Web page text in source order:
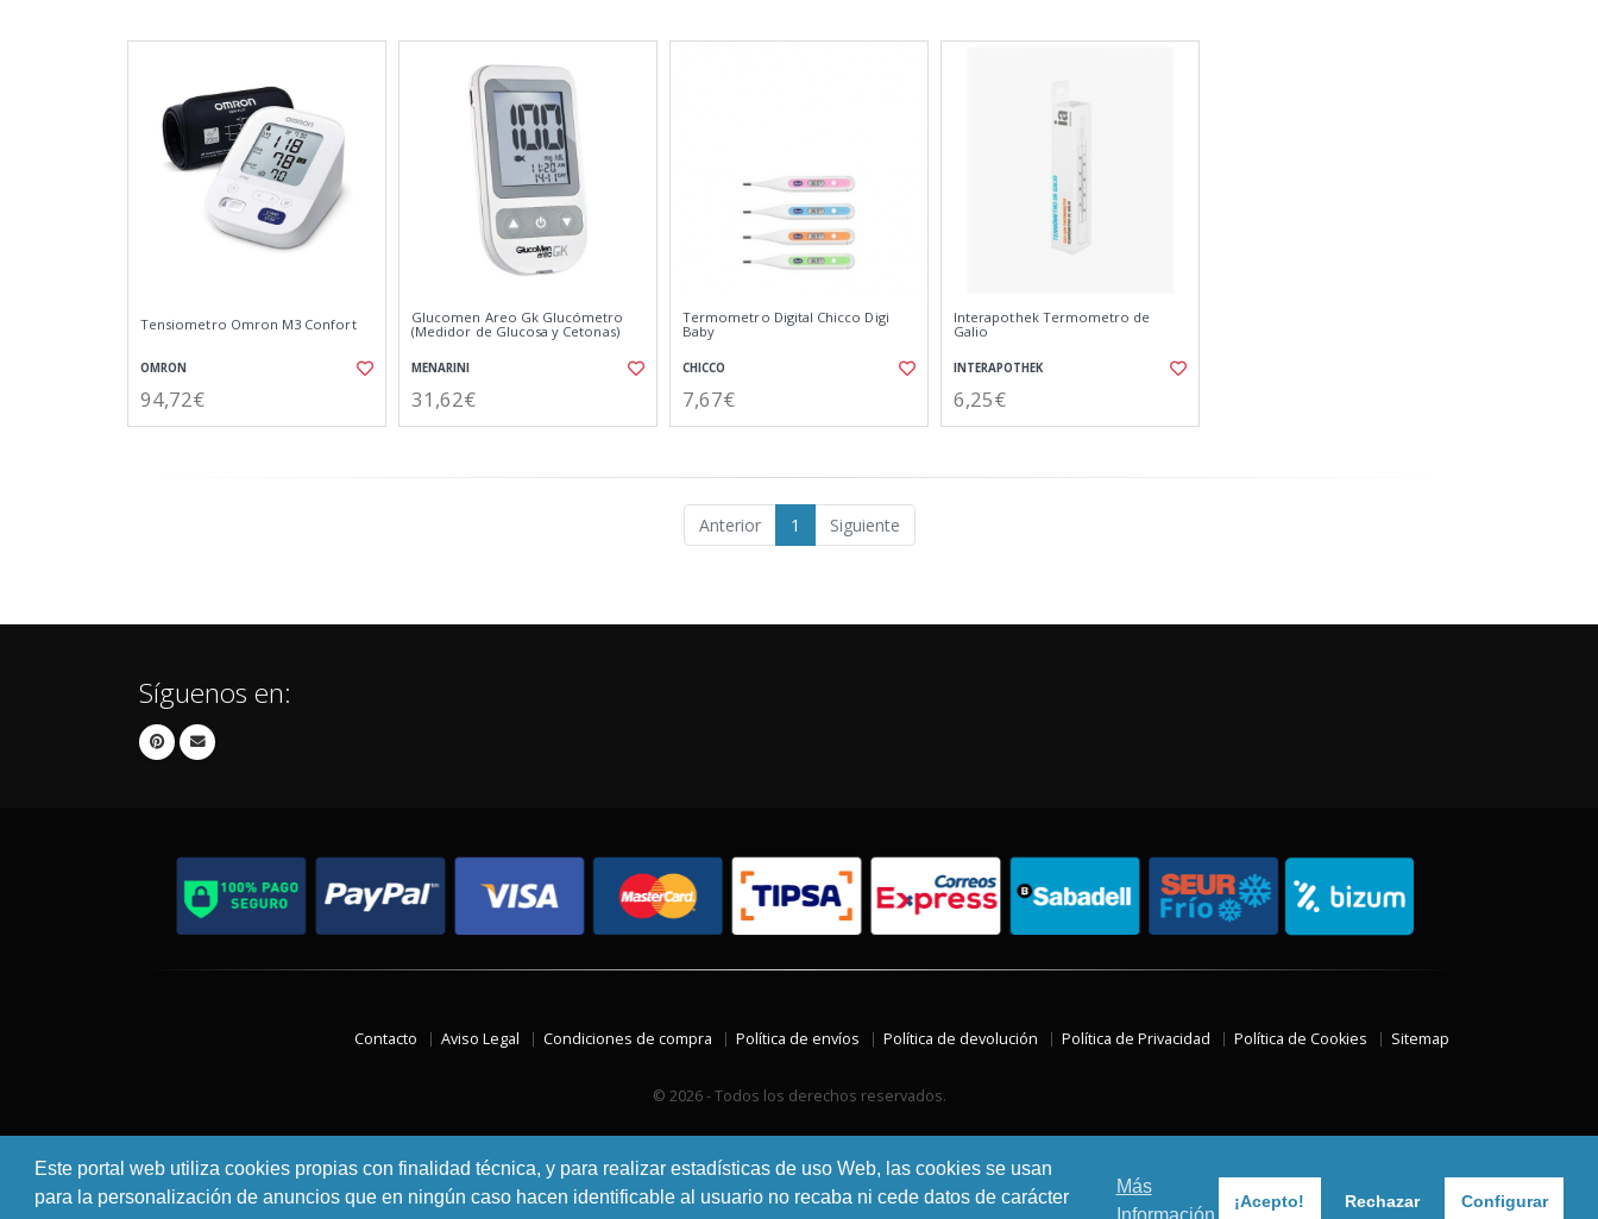
Este portal web utiliza cookies propias con finalidad técnica, y para realizar estadísticas de uso Web, las cookies se usan
para la personalización de anuncios que en ningún caso hacen identificable al usuario no recaba ni cede datos de carácter
Más
Información
¡Acepto! Rechazar Configurar
Tensiometro Omron M3 Confort
OMRON
94,72€
Glucomen Areo Gk Glucómetro
(Medidor de Glucosa y Cetonas)
MENARINI
31,62€
Termometro Digital Chicco Digi
Baby
CHICCO
7,67€
Interapothek Termometro de
Galio
INTERAPOTHEK
6,25€
Anterior 1 Siguiente
Síguenos en:
Contacto Aviso Legal Condiciones de compra Política de envíos Política de devolución Política de Privacidad Política de Cookies Sitemap
© 2026 - Todos los derechos reservados.